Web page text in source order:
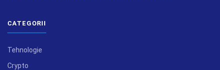
CATEGORII
Tehnologie
Crypto